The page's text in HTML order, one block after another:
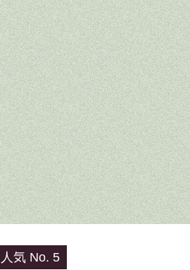
人気 No. 5